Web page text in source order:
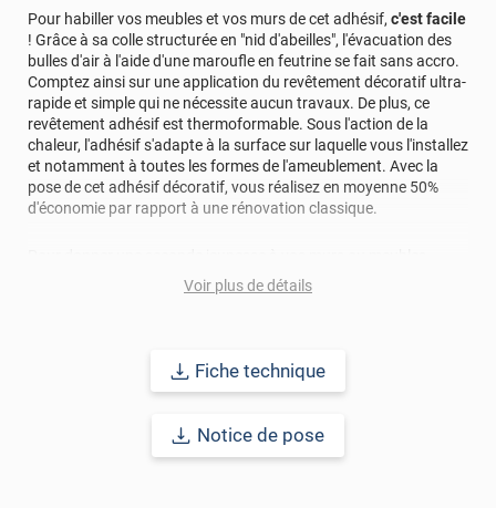
Pour habiller vos meubles et vos murs de cet adhésif, c'est facile
! Grâce à sa colle structurée en "nid d'abeilles", l'évacuation des
bulles d'air à l'aide d'une maroufle en feutrine se fait sans accro.
Comptez ainsi sur une application du revêtement décoratif ultra-
rapide et simple qui ne nécessite aucun travaux. De plus, ce
revêtement adhésif est thermoformable. Sous l'action de la
chaleur, l'adhésif s'adapte à la surface sur laquelle vous l'installez
et notamment à toutes les formes de l'ameublement. Avec la
pose de cet adhésif décoratif, vous réalisez en moyenne 50%
d'économie par rapport à une rénovation classique.
comptez sur ce vinyl de haute qualité avec une excellente
résistance à l’eau, à la saleté, à l’abrasion, aux UV et à l’usure.
revêtement peut être installé dans un lieu ouvert public.
écaillage, délamination et jaunissement)
Voir plus de détails
Fiche technique
Notice de pose